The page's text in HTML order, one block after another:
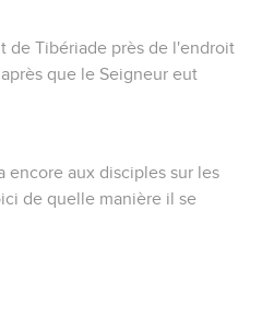
de Tibériade près de l'endroit
que le Seigneur eut
encore aux disciples sur les
de quelle manière il se